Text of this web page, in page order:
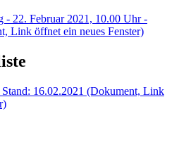
- 22. Februar 2021, 10.00 Uhr -
Link öffnet ein neues Fenster)
16.02.2021 (Dokument, Link